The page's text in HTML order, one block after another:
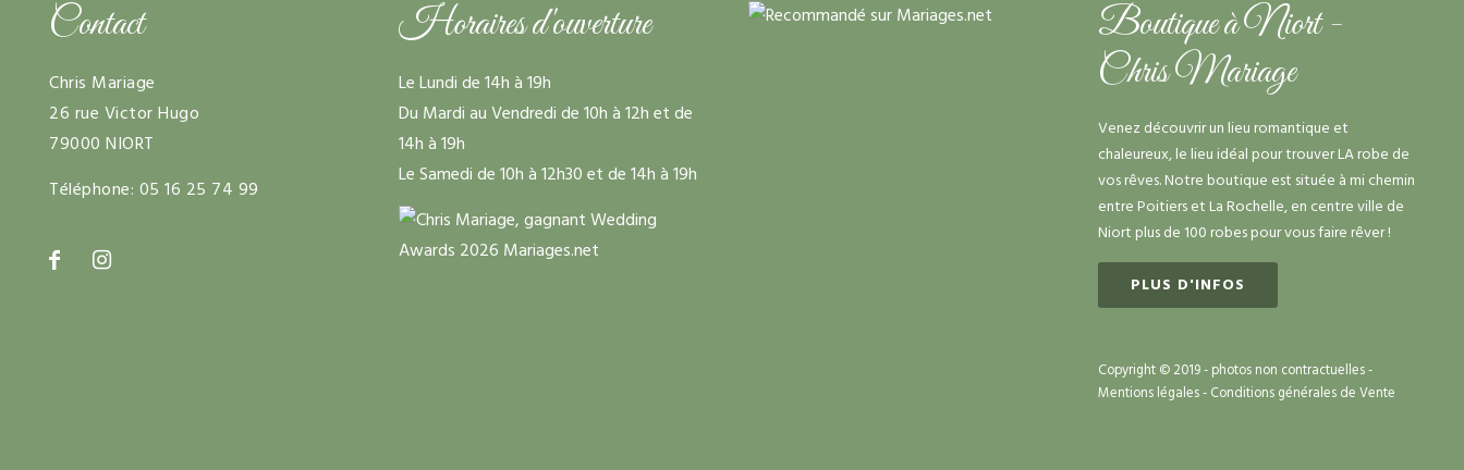
Contact
Chris Mariage
26 rue Victor Hugo
79000 NIORT
Téléphone: 05 16 25 74 99
Horaires d'ouverture
Le Lundi de 14h à 19h
Du Mardi au Vendredi de 10h à 12h et de
14h à 19h
Le Samedi de 10h à 12h30 et de 14h à 19h
Boutique à Niort -
Chris Mariage
Venez découvrir un lieu romantique et
chaleureux, le lieu idéal pour trouver LA robe de
vos rêves. Notre boutique est située à mi chemin
entre Poitiers et La Rochelle, en centre ville de
Niort plus de 100 robes pour vous faire rêver !
PLUS D'INFOS
Copyright © 2019 - photos non contractuelles -
Mentions légales- Conditions générales de Vente